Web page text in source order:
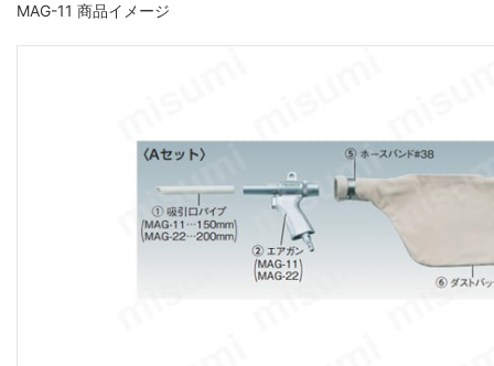
MAG-11 商品イメージ